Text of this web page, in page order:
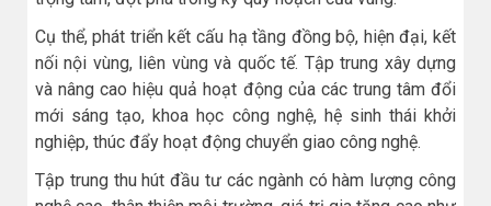
Cụ thể, phát triển kết cấu hạ tầng đồng bộ, hiện đại, kết
nối nội vùng, liên vùng và quốc tế. Tập trung xây dựng
và nâng cao hiệu quả hoạt động của các trung tâm đổi
mới sáng tạo, khoa học công nghệ, hệ sinh thái khởi
nghiệp, thúc đẩy hoạt động chuyển giao công nghệ.
Tập trung thu hút đầu tư các ngành có hàm lượng công